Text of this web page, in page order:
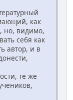
как
но, видимо,
себя как
автор, и в
те же